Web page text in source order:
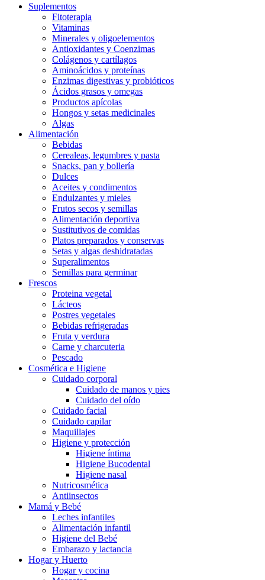
Suplementos
Fitoterapia
Vitaminas
Minerales y oligoelementos
Antioxidantes y Coenzimas
Colágenos y cartílagos
Aminoácidos y proteínas
Enzimas digestivas y probióticos
Ácidos grasos y omegas
Productos apícolas
Hongos y setas medicinales
Algas
Alimentación
Bebidas
Cerealeas, legumbres y pasta
Snacks, pan y bollería
Dulces
Aceites y condimentos
Endulzantes y mieles
Frutos secos y semillas
Alimentación deportiva
Sustitutivos de comidas
Platos preparados y conservas
Setas y algas deshidratadas
Superalimentos
Semillas para germinar
Frescos
Proteina vegetal
Lácteos
Postres vegetales
Bebidas refrigeradas
Fruta y verdura
Carne y charcuteria
Pescado
Cosmética e Higiene
Cuidado corporal
Cuidado de manos y pies
Cuidado del oído
Cuidado facial
Cuidado capilar
Maquillajes
Higiene y protección
Higiene íntima
Higiene Bucodental
Higiene nasal
Nutricosmética
Antiinsectos
Mamá y Bebé
Leches infantiles
Alimentación infantil
Higiene del Bebé
Embarazo y lactancia
Hogar y Huerto
Hogar y cocina